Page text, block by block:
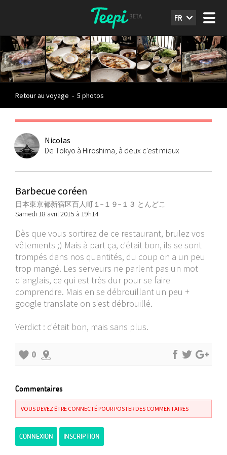
FR
Retour au voyage - 5 photos
Nicolas
De Tokyo à Hiroshima, à deux c'est mieux
Barbecue coréen
日本東京都新宿区百人町１−１９−１３ とんどこ
Samedi 18 avril 2015 à 19h14
Dès que vous sortirez de ce restaurant, brulez vos
vêtements ;) Mais à part ça, c'était bon, ils se sont
trompés dans nos quantités, du coup on a un peu
trop mangé. Les serveurs ne parlent pas un mot
d'anglais, ce qui est très dur pour se faire
comprendre. Mais en se débrouillant un peu +
google translate on s'est débrouillé.
Verdict : c'était bon, mais sans plus.
0
Commentaires
VOUS DEVEZ ÊTRE CONNECTÉ POUR POSTER DES COMMENTAIRES
CONNEXION INSCRIPTION